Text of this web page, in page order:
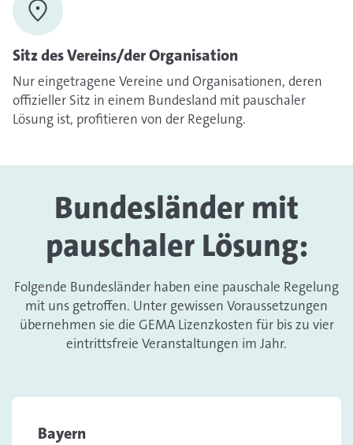
Sitz des Vereins/der Organisation
Nur eingetragene Vereine und Organisationen, deren
offizieller Sitz in einem Bundesland mit pauschaler
Lösung ist, profitieren von der Regelung.
Bundesländer mit
pauschaler Lösung:
Folgende Bundesländer haben eine pauschale Regelung
mit uns getroffen. Unter gewissen Voraussetzungen
übernehmen sie die GEMA Lizenzkosten für bis zu vier
eintrittsfreie Veranstaltungen im Jahr.
Bayern